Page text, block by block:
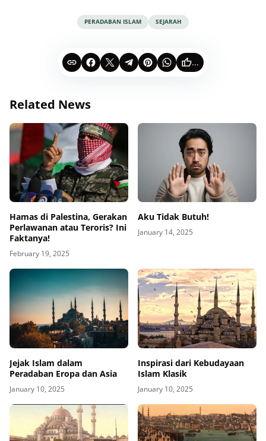
PERADABAN ISLAM SEJARAH
...
Related News
Hamas di Palestina, Gerakan
Perlawanan atau Teroris? Ini
Faktanya!
February 19, 2025
Aku Tidak Butuh!
January 14, 2025
Jejak Islam dalam
Peradaban Eropa dan Asia
January 10, 2025
Inspirasi dari Kebudayaan
Islam Klasik
January 10, 2025